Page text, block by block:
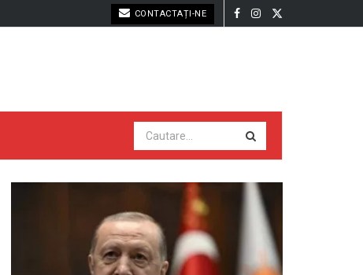
CONTACTAȚI-NE